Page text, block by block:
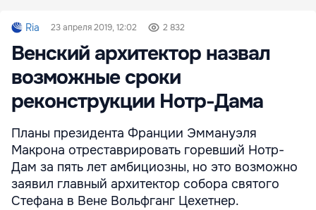
Ria 23 апреля 2019, 12:02 2 832
Венский архитектор назвал
возможные сроки
реконструкции Нотр-Дама
Планы президента Франции Эммануэля
Макрона отреставрировать горевший Нотр-
Дам за пять лет амбициозны, но это возможно
заявил главный архитектор собора святого
Стефана в Вене Вольфганг Цехетнер.